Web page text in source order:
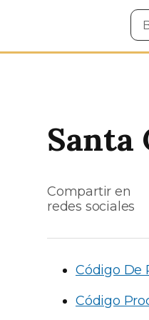
en
Santa
Compartir en
redes sociales
Código De
Código